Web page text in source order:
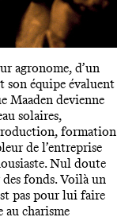
agronome, d’un
son équipe évaluent
Maaden devienne
solaires,
formation
de l’entreprise
Nul doute
fonds. Voilà un
pas pour lui faire
au charisme